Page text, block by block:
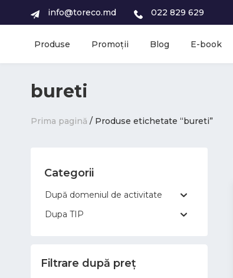
info@toreco.md 022 829 629
Produse Promoții Blog E-book
bureti
Prima pagină / Produse etichetate “bureti”
Categorii
După domeniul de activitate
Dupa TIP
Filtrare după preț